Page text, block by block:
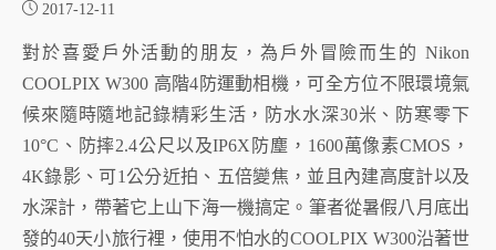
2017-12-11
對於喜愛戶外活動的朋友，為戶外冒險而生的 Nikon
COOLPIX W300 高階4防運動相機，可全方位不限環境氣
候來隨時隨地記錄精彩生活，防水水深30米、防寒零下
10°C、防摔2.4公尺以及IP6X防塵，1600萬像素CMOS，
4K錄影、可1公分近拍、五倍變焦，並且內建高度計以及
水深計，帶著它上山下海一機搞定。筆者從暑假八月底出
發的40天小旅行裡，使用不怕水的COOLPIX W300沿著世